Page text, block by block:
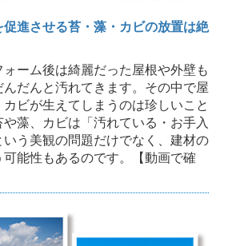
進させる苔・藻・カビの放置は絶
ーム後は綺麗だった屋根や外壁も
だんと汚れてきます。その中で屋
ビが生えてしまうのは珍しいこと
藻、カビは「汚れている・お手入
う美観の問題だけでなく、建材の
能性もあるのです。【動画で確